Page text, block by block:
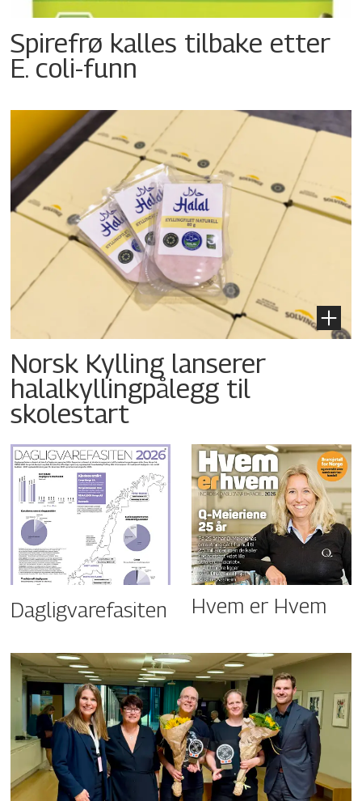
Spirefrø kalles tilbake etter
E. coli-funn
Norsk Kylling lanserer
halalkyllingpålegg til
skolestart
Dagligvarefasiten Hvem er Hvem